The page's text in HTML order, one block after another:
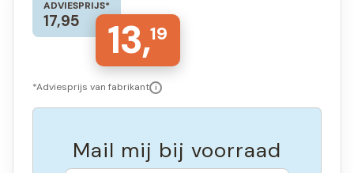
ADVIESPRIJS*
17,95 13,19
*Adviesprijs van fabrikant i
Mail mij bij voorraad